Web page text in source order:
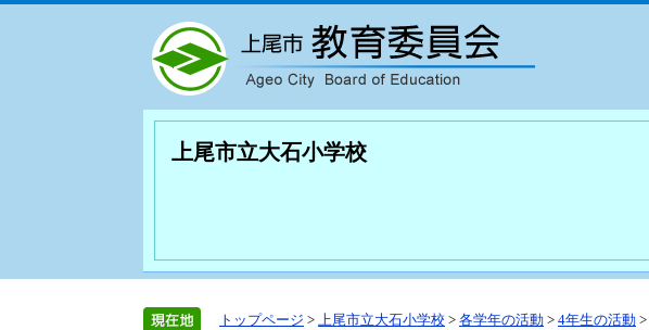
上尾市立大石小学校
トップページ > 上尾市立大石小学校 > 各学年の活動 > 4年生の活動 >